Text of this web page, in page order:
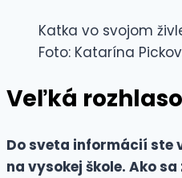
Katka vo svojom
Foto: Katarína
Veľká
Do sveta informácií ste
na vysokej škole. Ako